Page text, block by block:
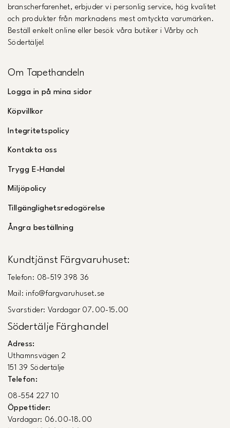
branscherfarenhet, erbjuder vi personlig service, hög kvalitet
och produkter från marknadens mest omtyckta varumärken.
Beställ enkelt online eller besök våra butiker i Vårby och
Södertälje!
Om Tapethandeln
Logga in på mina sidor
Köpvillkor
Integritetspolicy
Kontakta oss
Trygg E-Handel
Miljöpolicy
Tillgänglighetsredogörelse
Ångra beställning
Kundtjänst Färgvaruhuset:
Telefon: 08-519 398 36
Mail: info@fargvaruhuset.se
Svarstider: Vardagar 07.00-15.00
Södertälje Färghandel
Adress:
Uthamnsvägen 2
151 39 Södertälje
Telefon:
08-554 227 10
Öppettider:
Vardagar: 06.00-18.00